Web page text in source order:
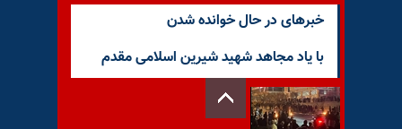
خبرهای در حال خوانده شدن
با یاد مجاهد شهید شیرین اسلامی مقدم